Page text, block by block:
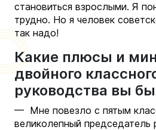
становиться взрослыми. Я
трудно. Но я человек
так надо!
Какие плюсы и
двойного
руководства вы
— Мне повезло с пятым
великолепный председатель